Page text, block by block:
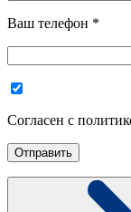
Ваш телефон *
Согласен с